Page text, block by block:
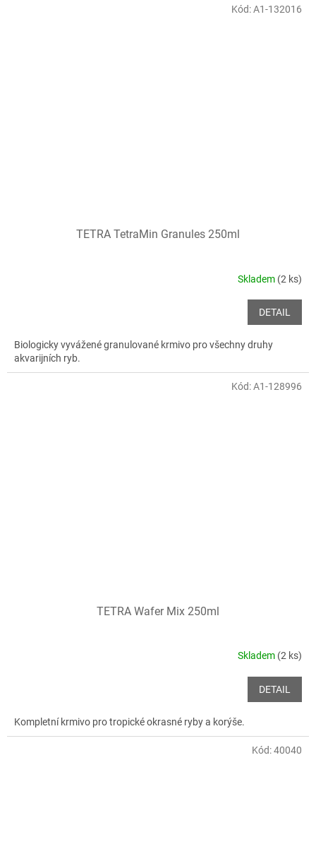
TETRA TetraMin Granules 250ml
Skladem (2 ks)
DETAIL
Biologicky vyvážené granulované krmivo pro všechny druhy
akvarijních ryb.
Kód:A1-132016
TETRA Wafer Mix 250ml
Skladem (2 ks)
DETAIL
Kompletní krmivo pro tropické okrasné ryby a korýše.
Kód:A1-128996
Kód:40040